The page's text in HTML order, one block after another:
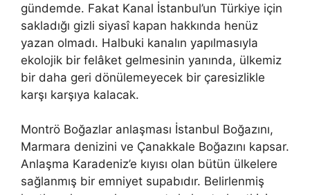
gündemde. Fakat Kanal İstanbul’un Türkiye için
sakladığı gizli siyasî kapan hakkında henüz
yazan olmadı. Halbuki kanalın yapılmasıyla
ekolojik bir felâket gelmesinin yanında, ülkemiz
bir daha geri dönülemeyecek bir çaresizlikle
karşı karşıya kalacak.
Montrö Boğazlar anlaşması İstanbul Boğazını,
Marmara denizini ve Çanakkale Boğazını kapsar.
Anlaşma Karadeniz’e kıyısı olan bütün ülkelere
sağlanmış bir emniyet supabıdır. Belirlenmiş